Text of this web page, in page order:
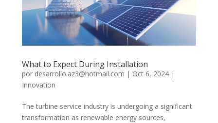
What to Expect During Installation
por desarrollo.az3@hotmail.com | Oct 6, 2024|
Innovation
The turbine service industry is undergoing a significant
transformation as renewable energy sources,